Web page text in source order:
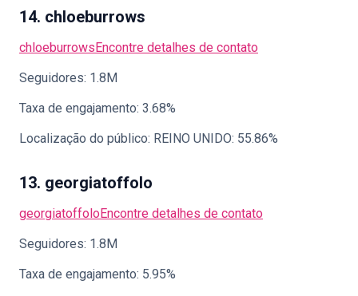
14. chloeburrows
chloeburrowsEncontre detalhes de contato
Seguidores: 1.8M
Taxa de engajamento: 3.68%
Localização do público: REINO UNIDO: 55.86%
13. georgiatoffolo
georgiatoffoloEncontre detalhes de contato
Seguidores: 1.8M
Taxa de engajamento: 5.95%